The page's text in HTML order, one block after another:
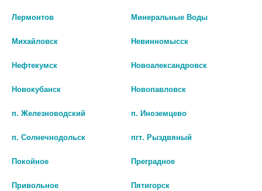
П/О /ФАРМАСИНТЕЗ/ 6137
0 руб.
ПЛЕН/ОБОЛОЧ/БЛИСТЕР
Лермонтов Минеральные Воды
Михайловск Невинномысск
Нефтекумск Новоалександровск
Новокубанск Новопавловск
п. Железноводский п. Иноземцево
п. Солнечнодольск пгт. Рыздвяный
Покойное Преградное
Привольное Пятигорск